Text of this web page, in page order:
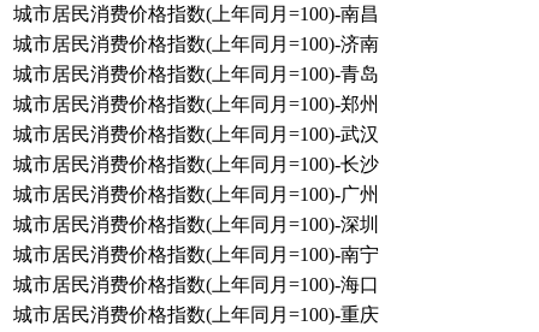
城市居民消费价格指数(上年同月=100)-南昌
城市居民消费价格指数(上年同月=100)-济南
城市居民消费价格指数(上年同月=100)-青岛
城市居民消费价格指数(上年同月=100)-郑州
城市居民消费价格指数(上年同月=100)-武汉
城市居民消费价格指数(上年同月=100)-长沙
城市居民消费价格指数(上年同月=100)-广州
城市居民消费价格指数(上年同月=100)-深圳
城市居民消费价格指数(上年同月=100)-南宁
城市居民消费价格指数(上年同月=100)-海口
城市居民消费价格指数(上年同月=100)-重庆